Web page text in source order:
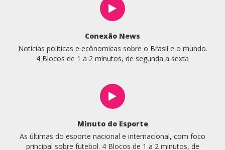
Conexão News
Notícias políticas e ecônomicas sobre o Brasil e o mundo.
4 Blocos de 1 a 2 minutos, de segunda a sexta
Minuto do Esporte
As últimas do esporte nacional e internacional, com foco
principal sobre futebol. 4 Blocos de 1 a 2 minutos, de